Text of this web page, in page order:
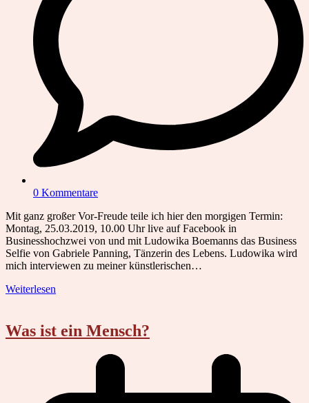
0 Kommentare
Mit ganz großer Vor-Freude teile ich hier den morgigen Termin:
Montag, 25.03.2019, 10.00 Uhr live auf Facebook in
Businesshochzwei von und mit Ludowika Boemanns das Business
Selfie von Gabriele Panning, Tänzerin des Lebens. Ludowika wird
mich interviewen zu meiner künstlerischen…
Weiterlesen
Was ist ein Mensch?